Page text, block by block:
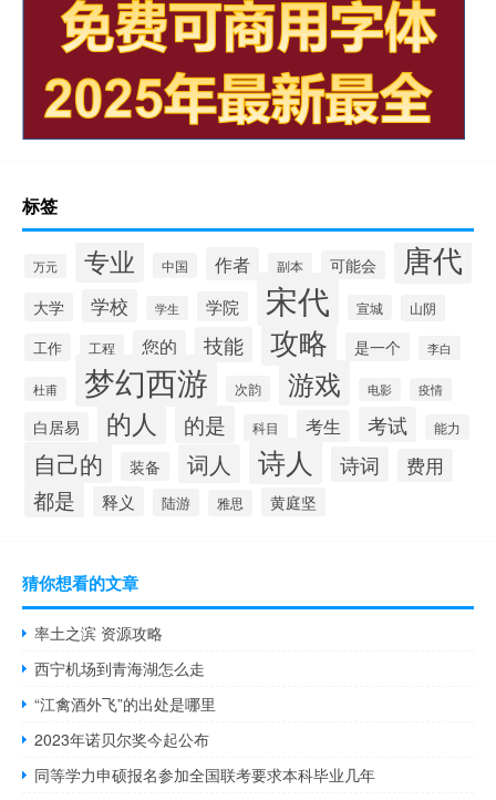
标签
万元 专业 中国 作者 副本 可能会 唐代
大学 学校 学生 学院 宋代 宣城 山阴
工作 工程 您的 技能 攻略 是一个 李白
杜甫 梦幻西游 次韵 游戏 电影 疫情
白居易 的人 的是 科目 考生 考试 能力
自己的 装备 词人 诗人 诗词 费用
都是 释义 陆游 雅思 黄庭坚
猜你想看的文章
率土之滨 资源攻略
西宁机场到青海湖怎么走
“江禽酒外飞”的出处是哪里
2023年诺贝尔奖今起公布
同等学力申硕报名参加全国联考要求本科毕业几年